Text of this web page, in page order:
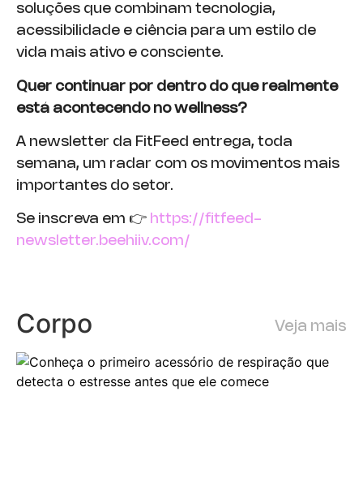
soluções que combinam tecnologia,
acessibilidade e ciência para um estilo de
vida mais ativo e consciente.
Quer continuar por dentro do que realmente
está acontecendo no wellness?
A newsletter da FitFeed entrega, toda
semana, um radar com os movimentos mais
importantes do setor.
Se inscreva em 👉 https://fitfeed-
newsletter.beehiiv.com/
Corpo Veja mais